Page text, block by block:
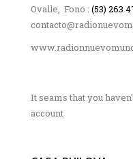
Ovalle, Fono : (53) 263
It seams that you
account